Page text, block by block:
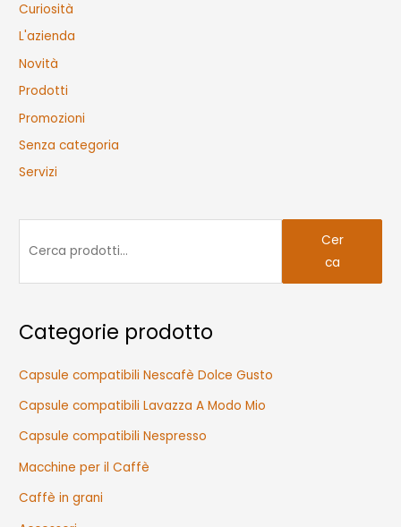
Curiosità
L'azienda
Novità
Prodotti
Promozioni
Senza categoria
Servizi
a
Cer
ca
Categorie prodotto
Capsule compatibili Nescafè Dolce Gusto
Capsule compatibili Lavazza A Modo Mio
Capsule compatibili Nespresso
Macchine per il Caffè
Caffè in grani